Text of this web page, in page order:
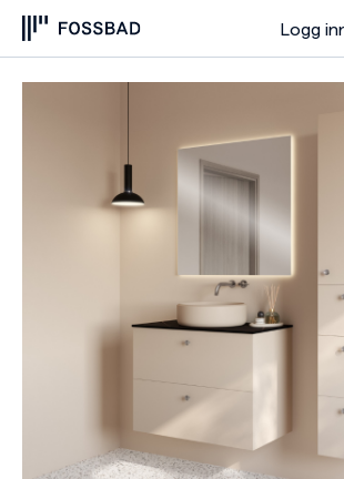
Logg
Du har ingen produkter i